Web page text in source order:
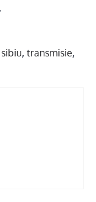
sibiu, transmisie,